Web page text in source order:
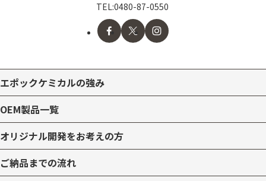
TEL:0480-87-0550
エポックケミカルの強み
OEM製品一覧
オリジナル開発をお考えの方
ご納品までの流れ